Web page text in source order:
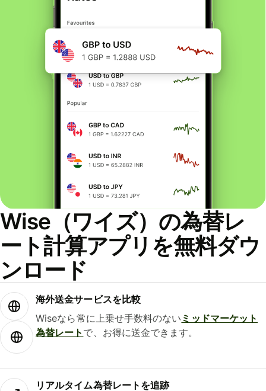
Wise（ワイズ）の為替レ
ート計算アプリを無料ダウ
ンロード
海外送金サービスを比較
Wiseなら常に上乗せ手数料のない ミッドマーケット
為替レート で、お得に送金できます。
リアルタイム為替レートを追跡